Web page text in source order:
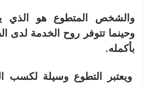
والشخص المتطوع هو الذي
وحينما تتوفر روح الخدمة لدى
بأكمله.
ويعتبر التطوع وسيلة لكسب